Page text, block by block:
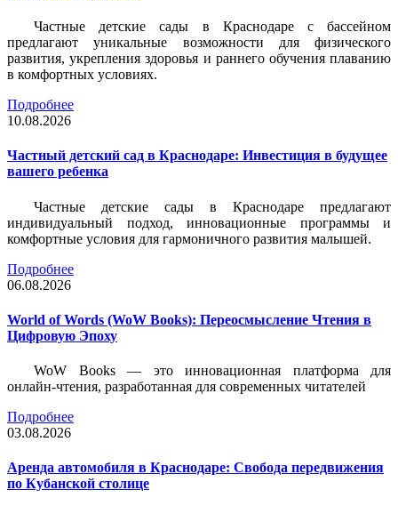
Частные детские сады в Краснодаре с бассейном
предлагают уникальные возможности для физического
развития, укрепления здоровья и раннего обучения плаванию
в комфортных условиях.
Подробнее
10.08.2026
Частный детский сад в Краснодаре: Инвестиция в будущее
вашего ребенка
Частные детские сады в Краснодаре предлагают
индивидуальный подход, инновационные программы и
комфортные условия для гармоничного развития малышей.
Подробнее
06.08.2026
World of Words (WoW Books): Переосмысление Чтения в
Цифровую Эпоху
WoW Books — это инновационная платформа для
онлайн-чтения, разработанная для современных читателей
Подробнее
03.08.2026
Аренда автомобиля в Краснодаре: Свобода передвижения
по Кубанской столице